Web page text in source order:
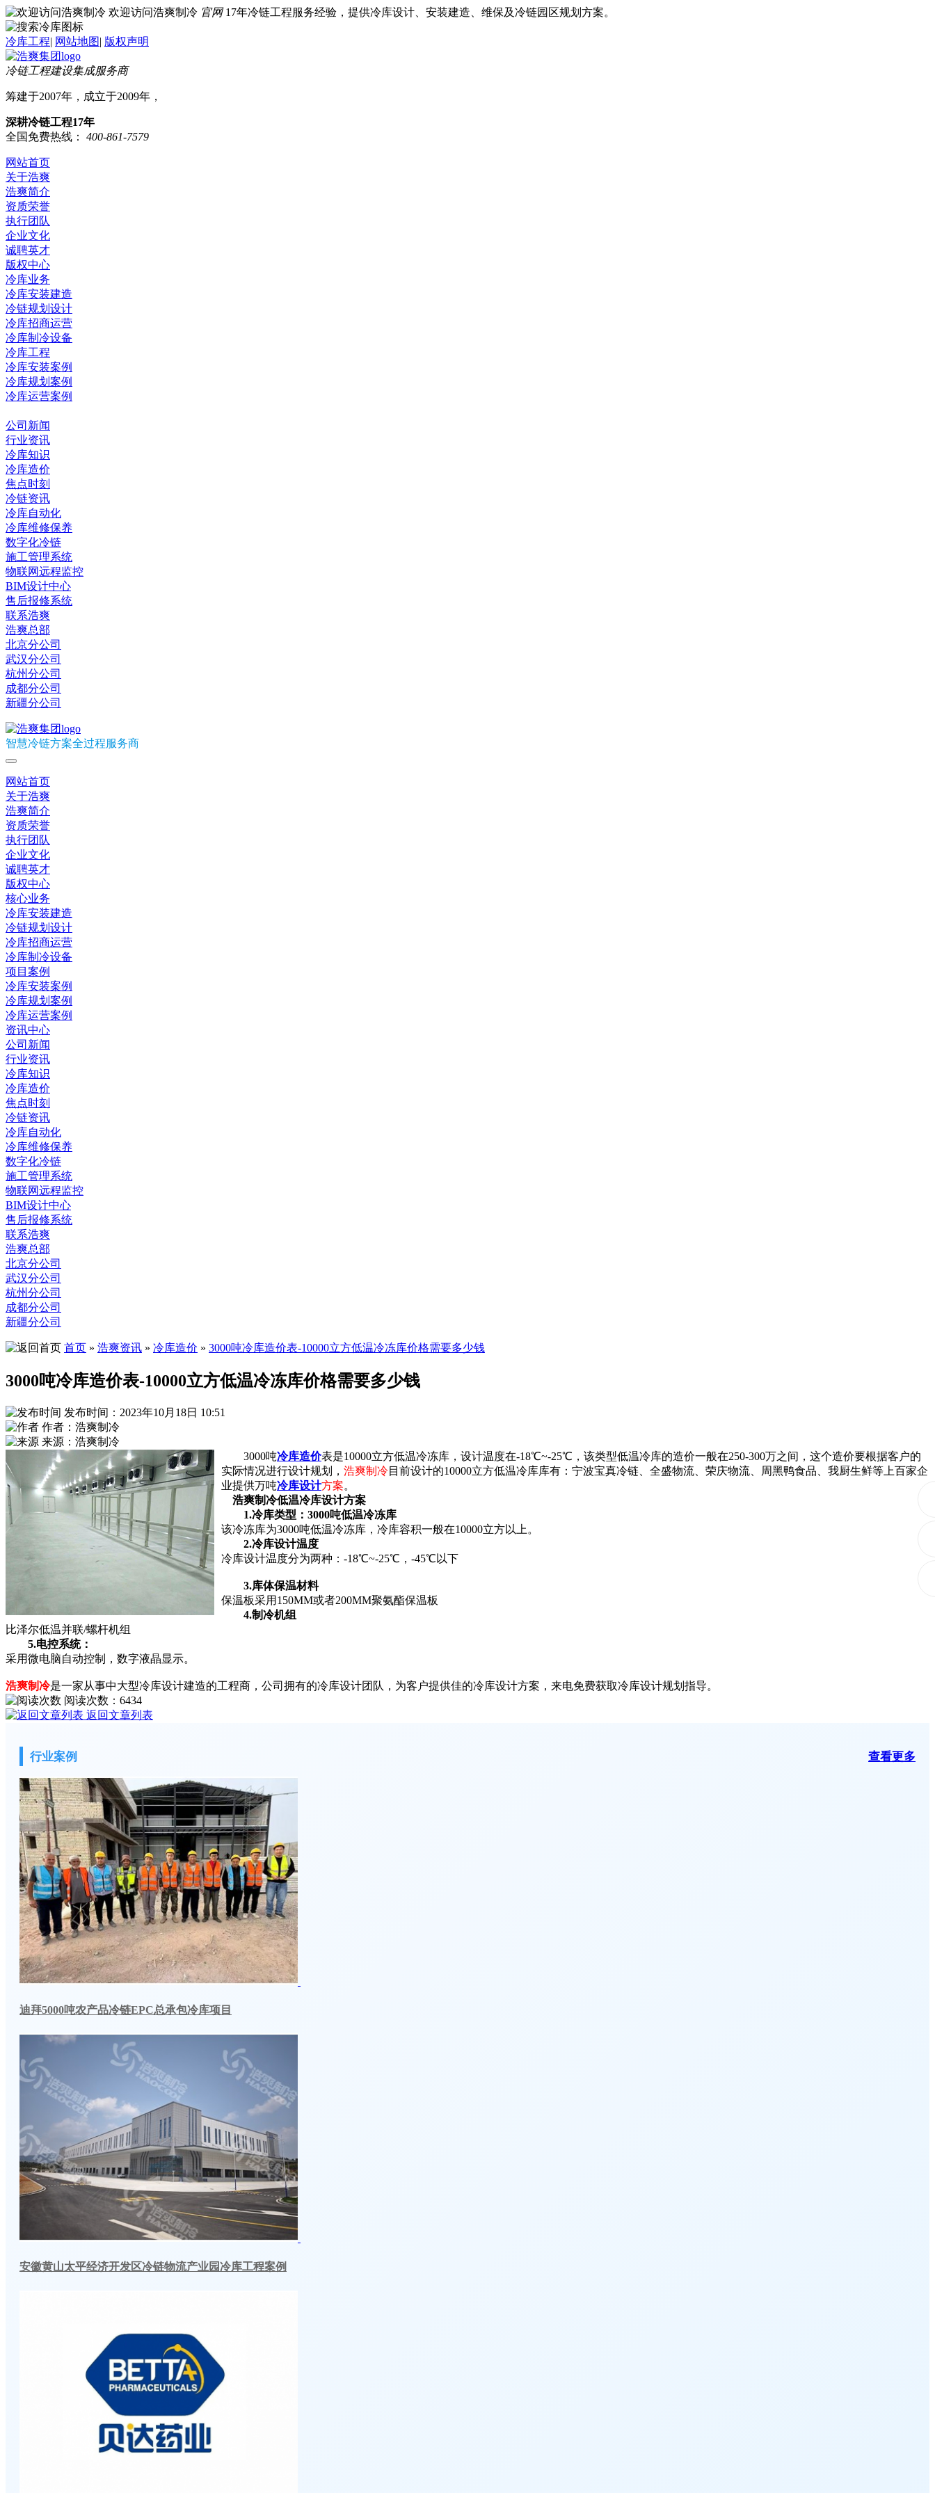
欢迎访问浩爽制冷 官网 17年冷链工程服务经验，提供冷库设计、安装建造、维保及冷链园区规划方案。
冷库工程| 网站地图| 版权声明
冷链工程建设集成服务商
筹建于2007年，成立于2009年，
深耕冷链工程17年
全国免费热线：
400-861-7579
网站首页
关于浩爽
浩爽简介
资质荣誉
执行团队
企业文化
诚聘英才
版权中心
冷库业务
冷库安装建造
冷链规划设计
冷库招商运营
冷库制冷设备
冷库工程
冷库安装案例
冷库规划案例
冷库运营案例
公司新闻
行业资讯
冷库知识
冷库造价
焦点时刻
冷链资讯
冷库自动化
冷库维修保养
数字化冷链
施工管理系统
物联网远程监控
BIM设计中心
售后报修系统
联系浩爽
浩爽总部
北京分公司
武汉分公司
杭州分公司
成都分公司
新疆分公司
智慧冷链方案全过程服务商
网站首页
关于浩爽
浩爽简介
资质荣誉
执行团队
企业文化
诚聘英才
版权中心
核心业务
冷库安装建造
冷链规划设计
冷库招商运营
冷库制冷设备
项目案例
冷库安装案例
冷库规划案例
冷库运营案例
资讯中心
公司新闻
行业资讯
冷库知识
冷库造价
焦点时刻
冷链资讯
冷库自动化
冷库维修保养
数字化冷链
施工管理系统
物联网远程监控
BIM设计中心
售后报修系统
联系浩爽
浩爽总部
北京分公司
武汉分公司
杭州分公司
成都分公司
新疆分公司
首页 » 浩爽资讯 » 冷库造价 » 3000吨冷库造价表-10000立方低温冷冻库价格需要多少钱
3000吨冷库造价表-10000立方低温冷冻库价格需要多少钱
发布时间：2023年10月18日 10:51
作者：浩爽制冷
来源：浩爽制冷
3000吨冷库造价表是10000立方低温冷冻库，设计温度在-18℃~-25℃，该类型低温冷库的造价一般在250-300万之间，这个造价要根据客户的
实际情况进行设计规划， 浩爽制冷目前设计的10000立方低温冷库库有：宁波宝真冷链、全盛物流、荣庆物流、周黑鸭食品、我厨生鲜等上百家企
业提供万吨冷库设计方案。
浩爽制冷低温冷库设计方案
1.冷库类型：3000吨低温冷冻库
该冷冻库为3000吨低温冷冻库，冷库容积一般在10000立方以上。
2.冷库设计温度
冷库设计温度分为两种：-18℃~-25℃，-45℃以下
3.库体保温材料
保温板采用150MM或者200MM聚氨酯保温板
4.制冷机组
比泽尔低温并联/螺杆机组
5.电控系统：
采用微电脑自动控制，数字液晶显示。
浩爽制冷是一家从事中大型冷库设计建造的工程商，公司拥有的冷库设计团队，为客户提供佳的冷库设计方案，来电免费获取冷库设计规划指导。
阅读次数： 6434
返回文章列表
行业案例 查看更多
迪拜5000吨农产品冷链EPC总承包冷库项目
安徽黄山太平经济开发区冷链物流产业园冷库工程案例